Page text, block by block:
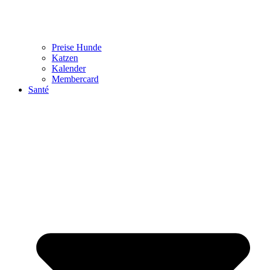
Preise Hunde
Katzen
Kalender
Membercard
Santé